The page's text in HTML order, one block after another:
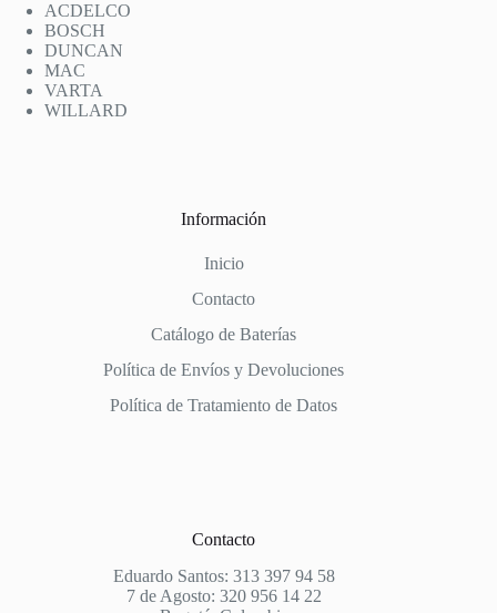
ACDELCO
BOSCH
DUNCAN
MAC
VARTA
WILLARD
Información
Inicio
Contacto
Catálogo de Baterías
Política de Envíos y Devoluciones
Política de Tratamiento de Datos
Contacto
Eduardo Santos: 313 397 94 58
7 de Agosto: 320 956 14 22